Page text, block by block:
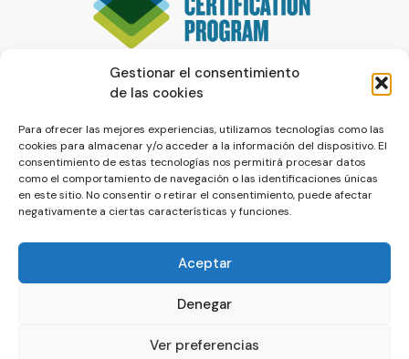
Gestionar el consentimiento
de las cookies
Para ofrecer las mejores experiencias, utilizamos tecnologías como las
cookies para almacenar y/o acceder a la información del dispositivo. El
consentimiento de estas tecnologías nos permitirá procesar datos
como el comportamiento de navegación o las identificaciones únicas
en este sitio. No consentir o retirar el consentimiento, puede afectar
negativamente a ciertas características y funciones.
Aceptar
Denegar
Ver preferencias
© La Servilleta - El Blog de Paco Prieto